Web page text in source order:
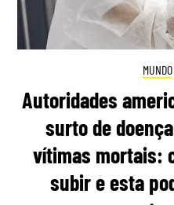
MUNDO
Autoridades
surto de
vítimas mortais:
subir e esta